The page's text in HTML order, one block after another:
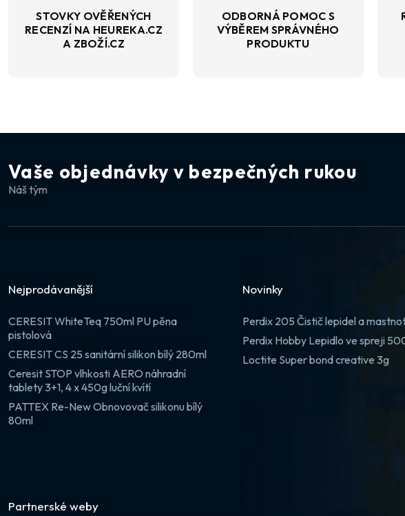
STOVKY OVĚŘENÝCH
RECENZÍ NA HEUREKA.CZ
A ZBOŽÍ.CZ
ODBORNÁ POMOC S
VÝBĚREM SPRÁVNÉHO
PRODUKTU
Vaše objednávky v bezpečných rukou
Náš tým
Nejprodávanější
CERESIT WhiteTeq 750ml PU pěna
pistolová
CERESIT CS 25 sanitární silikon bílý 280ml
Ceresit STOP vlhkosti AERO náhradní
tablety 3+1, 4 x 450g luční kvítí
PATTEX Re-New Obnovovač silikonu bílý
80ml
Novinky
Perdix 205 Čistič lepidel a
Perdix Hobby Lepidlo ve spreji
Loctite Super bond creative 3g
Partnerské weby